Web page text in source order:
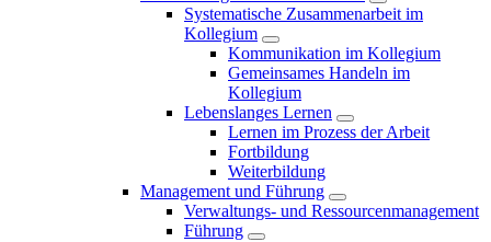
Systematische Zusammenarbeit im
Kollegium
Kommunikation im Kollegium
Gemeinsames Handeln im
Kollegium
Lebenslanges Lernen
Lernen im Prozess der Arbeit
Fortbildung
Weiterbildung
Management und Führung
Verwaltungs- und Ressourcenmanagement
Führung